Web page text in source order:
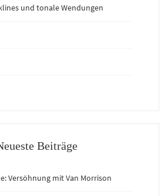
und tonale Wendungen
Beiträge
Versöhnung mit Van Morrison